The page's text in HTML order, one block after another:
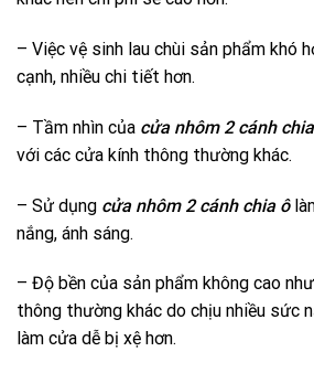
– Việc vệ sinh lau chùi sản phẩm khó
cạnh, nhiều chi tiết hơn.
– Tầm nhìn của cửa nhôm 2 cánh
với các cửa kính thông thường khác.
– Sử dụng cửa nhôm 2 cánh chia ô
nắng, ánh sáng.
– Độ bền của sản phẩm không cao
thông thường khác do chịu nhiều sức
làm cửa dễ bị xệ hơn.